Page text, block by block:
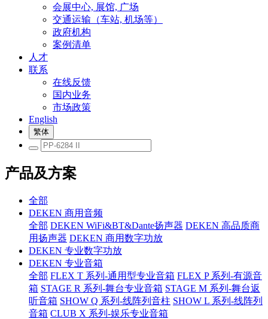
会展中心, 展馆, 广场
交通运输（车站, 机场等）
政府机构
案例清单
人才
联系
在线反馈
国内业务
市场政策
English
繁体
产品及方案
全部
DEKEN 商用音频
全部 DEKEN WiFi&BT&Dante扬声器 DEKEN 高品质商
用扬声器 DEKEN 商用数字功放
DEKEN 专业数字功放
DEKEN 专业音箱
全部 FLEX T 系列-通用型专业音箱 FLEX P 系列-有源音
箱 STAGE R 系列-舞台专业音箱 STAGE M 系列-舞台返
听音箱 SHOW Q 系列-线阵列音柱 SHOW L 系列-线阵列
音箱 CLUB X 系列-娱乐专业音箱